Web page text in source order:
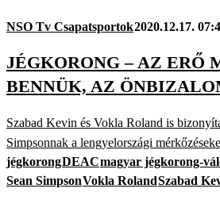
NSO Tv Csapatsportok2020.12.17.
JÉGKORONG – AZ ERŐ
BENNÜK, AZ
Szabad Kevin és Vokla Roland is
Simpsonnak a lengyelországi
jégkorongDEACmagyar jégkorong-
Sean SimpsonVokla RolandSzabad